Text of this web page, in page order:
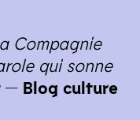
Compagnie
qui sonne
— Blog culture